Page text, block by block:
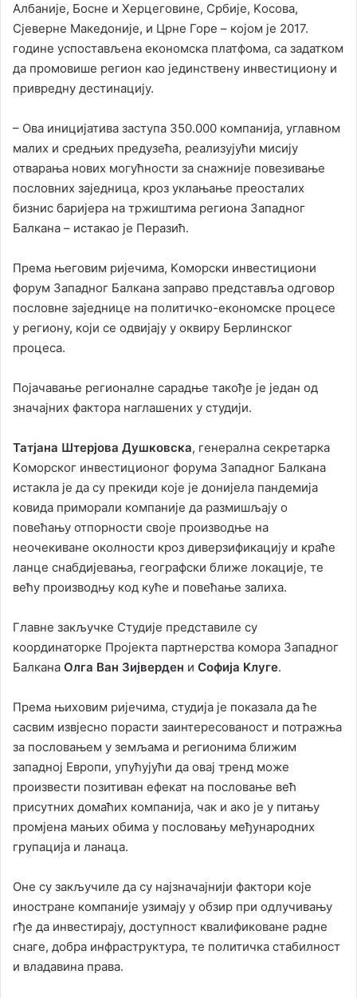
Албаније, Босне и Херцеговине, Србије, Kосова,
Сјеверне Македоније, и Црне Горе – којом је 2017.
године успостављена економска платфома, са задатком
да промовише регион као јединствену инвестициону и
привредну дестинацију.
– Ова иницијатива заступа 350.000 компанија, углавном
малих и средњих предузећа, реализујући мисију
отварања нових могућности за снажније повезивање
пословних заједница, кроз уклањање преосталих
бизнис баријера на тржиштима региона Западног
Балкана – истакао је Перазић.
Према његовим ријечима, Kоморски инвестициони
форум Западног Балкана заправо представља одговор
пословне заједнице на политичко-економске процесе
у региону, који се одвијају у оквиру Берлинског
процеса.
Појачавање регионалне сарадње такође је један од
значајних фактора наглашених у студији.
Татјана Штерјова Душковска, генерална секретарка
Kоморског инвестиционог форума Западног Балкана
истакла је да су прекиди које је донијела пандемија
ковида приморали компаније да размишљају о
повећању отпорности своје производње на
неочекиване околности кроз диверзификацију и краће
ланце снабдијевања, географски ближе локације, те
већу производњу код куће и повећање залиха.
Главне закључке Студије представиле су
координаторке Пројекта партнерства комора Западног
Балкана Олга Ван Зијверден и Софија Kлуге.
Према њиховим ријечима, студија је показала да ће
сасвим извјесно порасти заинтересованост и потражња
за пословањем у земљама и регионима ближим
западној Европи, упућујући да овај тренд може
произвести позитиван ефекат на пословање већ
присутних домаћих компанија, чак и ако је у питању
промјена мањих обима у пословању међународних
групација и ланаца.
Оне су закључиле да су најзначајнији фактори које
иностране компаније узимају у обзир при одлучивању
гђе да инвестирају, доступност квалификоване радне
снаге, добра инфраструктура, те политичка стабилност
и владавина права.